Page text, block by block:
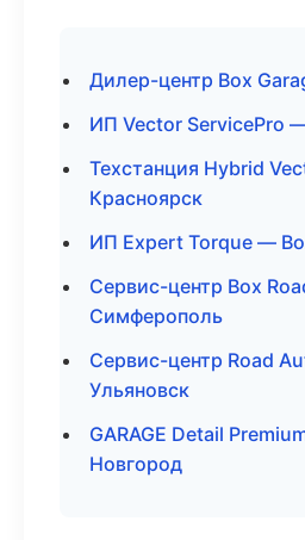
Дилер-центр Box
ИП Vector ServicePro
Техстанция Hybrid
Красноярск
ИП Expert Torque —
Сервис-центр Box
Симферополь
Сервис-центр Road
Ульяновск
GARAGE Detail
Новгород